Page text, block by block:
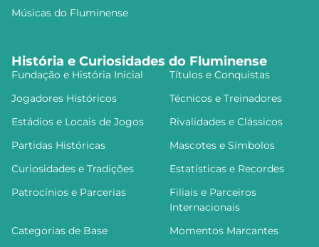
Músicas do Fluminense
História e Curiosidades do Fluminense
Fundação e História Inicial
Títulos e Conquistas
Jogadores Históricos
Técnicos e Treinadores
Estádios e Locais de Jogos
Rivalidades e Clássicos
Partidas Históricas
Mascotes e Símbolos
Curiosidades e Tradições
Estatísticas e Recordes
Patrocínios e Parcerias
Filiais e Parceiros
Internacionais
Categorias de Base
Momentos Marcantes